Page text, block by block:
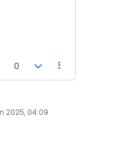
0
2025, 04:09